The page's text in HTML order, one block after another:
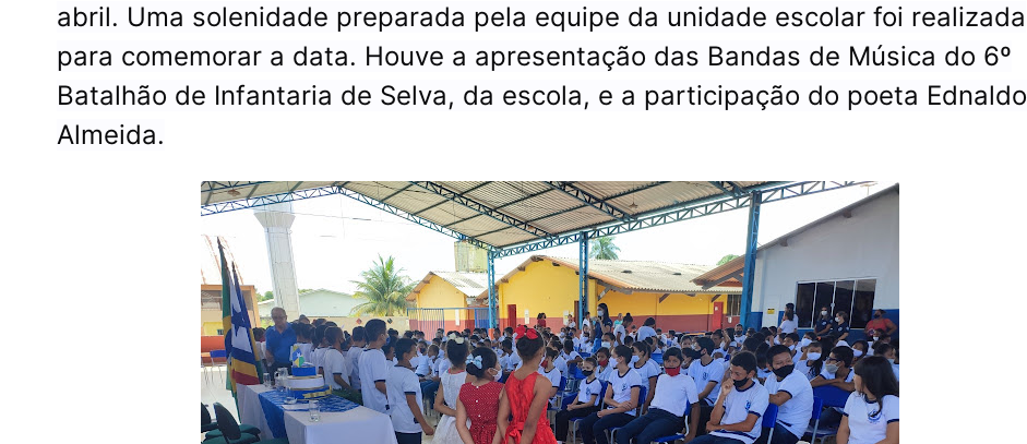
abril. Uma solenidade preparada pela equipe da unidade escolar foi realizada
para comemorar a data. Houve a apresentação das Bandas de Música do 6º
Batalhão de Infantaria de Selva, da escola, e a participação do poeta Ednaldo
Almeida.